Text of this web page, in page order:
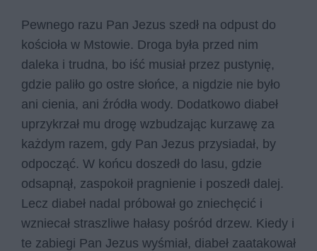
Pewnego razu Pan Jezus szedł na odpust do
kościoła w Mstowie. Droga była przed nim
daleka i trudna, bo iść musiał przez pustynię,
gdzie paliło go ostre słońce, a nigdzie nie było
ani cienia, ani źródła wody. Dodatkowo diabeł
uprzykrzał mu drogę wzbudzając kurzawę za
każdym razem, gdy Pan Jezus przysiadał, by
odpocząć. W końcu doszedł do lasu, gdzie
odsapnął, zaspokoił pragnienie i poszedł dalej.
Lecz diabeł nadal próbował go zniechęcić i
wzniecał straszliwe hałasy pośród drzew. Kiedy i
te zabiegi Pan Jezus wyśmiał, diabeł zaatakował